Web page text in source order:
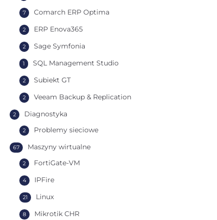
Comarch ERP Optima
7
ERP Enova365
2
Sage Symfonia
2
SQL Management Studio
1
Subiekt GT
2
Veeam Backup & Replication
2
Diagnostyka
2
Problemy sieciowe
2
Maszyny wirtualne
67
FortiGate-VM
2
IPFire
4
Linux
21
Mikrotik CHR
8